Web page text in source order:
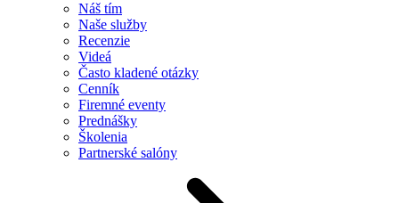
Náš tím
Naše služby
Recenzie
Videá
Často kladené otázky
Cenník
Firemné eventy
Prednášky
Školenia
Partnerské salóny